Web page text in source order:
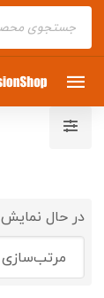
search
در حال نمایش 4 نتیجه